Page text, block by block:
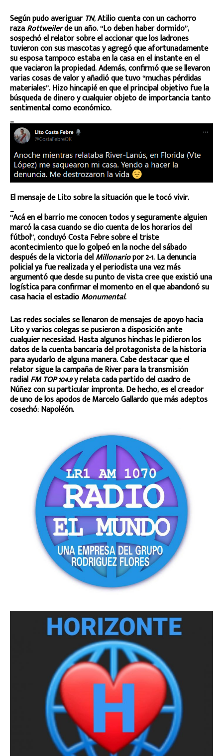
Según pudo averiguarTN, Atilio cuenta con un cachorro
razaRottweilerde un año. “Lo deben haber dormido”,
sospechó el relator sobre el accionar que los ladrones
tuvieron con sus mascotas y agregó que afortunadamente
su esposa tampoco estaba en la casa en el instante en el
que vaciaron la propiedad. Además, confirmó que se llevaron
varias cosas de valor y añadió que tuvo “muchas pérdidas
materiales”. Hizo hincapié en que el principal objetivo fue la
búsqueda de dinero y cualquier objeto de importancia tanto
sentimental como económico.
_
El mensaje de Lito sobre la situación que le tocó vivir.
_
“Acá en el barrio me conocen todos y seguramente alguien
marcó la casa cuando se dio cuenta de los horarios del
fútbol”, concluyó Costa Febre sobre el triste
acontecimiento que lo golpeó en la noche del sábado
después de la victoria delMillonariopor 2-1. La denuncia
policial ya fue realizada y el periodista una vez más
argumentó que desde su punto de vista cree que existió una
logística para confirmar el momento en el que abandonó su
casa hacia el estadioMonumental.
Las redes sociales se llenaron de mensajes de apoyo hacia
Lito y varios colegas se pusieron a disposición ante
cualquier necesidad. Hasta algunos hinchas le pidieron los
datos de la cuenta bancaria del protagonista de la historia
para ayudarlo de alguna manera. Cabe destacar que el
relator sigue la campaña de River para la transmisión
radialFM TOP 104.9y relata cada partido del cuadro de
Núñez con su particular impronta. De hecho, es el creador
de uno de los apodos de Marcelo Gallardo que más adeptos
cosechó: Napoléón.